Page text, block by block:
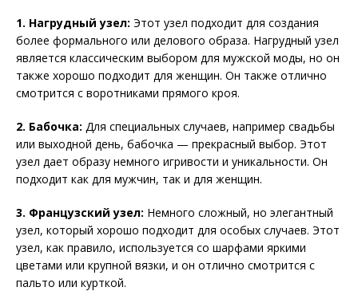
1. Нагрудный узел: Этот узел подходит для создания
более формального или делового образа. Нагрудный узел
является классическим выбором для мужской моды, но он
также хорошо подходит для женщин. Он также отлично
смотрится с воротниками прямого кроя.
2. Бабочка: Для специальных случаев, например свадьбы
или выходной день, бабочка — прекрасный выбор. Этот
узел дает образу немного игривости и уникальности. Он
подходит как для мужчин, так и для женщин.
3. Французский узел: Немного сложный, но элегантный
узел, который хорошо подходит для особых случаев. Этот
узел, как правило, используется со шарфами яркими
цветами или крупной вязки, и он отлично смотрится с
пальто или курткой.